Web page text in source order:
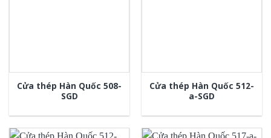
Cửa thép Hàn Quốc 508-
SGD
Cửa thép Hàn Quốc 512-
a-SGD